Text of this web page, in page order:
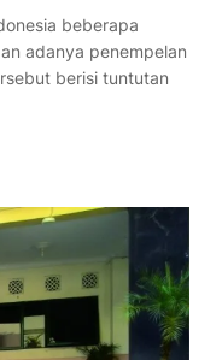
beberapa
adanya penempelan
berisi tuntutan